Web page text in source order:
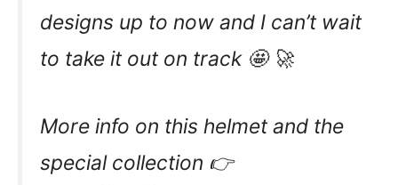
designs up to now and I can’t wait
to take it out on track 🤩 🚀
More info on this helmet and the
special collection 👉